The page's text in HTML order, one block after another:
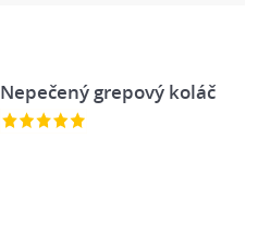
Nepečený grepový koláč